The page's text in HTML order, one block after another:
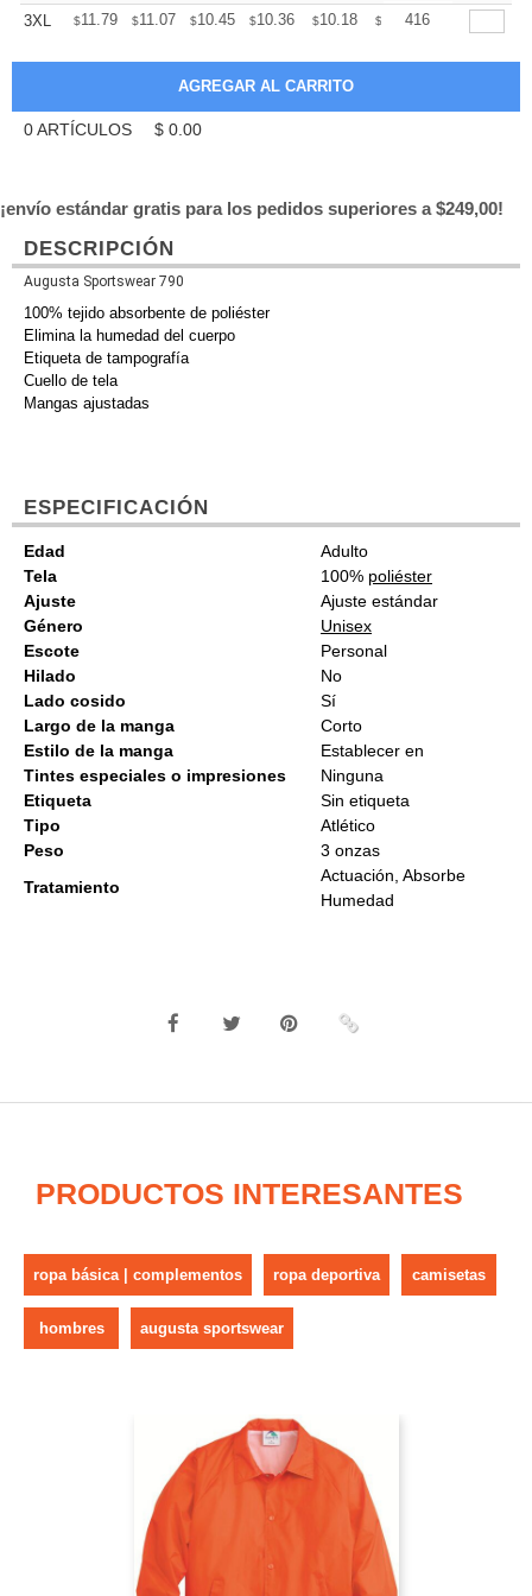
3XL
$11.79 $11.07 $10.45 $10.36 $10.18 $ 10.09
416
0ARTÍCULOS $ 0.00
¡envío estándar gratis para los pedidos superiores a $249,00!
DESCRIPCIÓN
Augusta Sportswear 790
100% tejido absorbente de poliéster
Elimina la humedad del cuerpo
Etiqueta de tampografía
Cuello de tela
Mangas ajustadas
ESPECIFICACIÓN
Edad
Adulto
Tela
100% poliéster
Ajuste
Ajuste estándar
Género
Unisex
Escote
Personal
Hilado
No
Lado cosido
Sí
Largo de la manga
Corto
Estilo de la manga
Establecer en
Tintes especiales o impresiones
Ninguna
Etiqueta
Sin etiqueta
Tipo
Atlético
Peso
3 onzas
Tratamiento
Actuación, Absorbe
Humedad
PRODUCTOS INTERESANTES
ropa básica | complementos ropa deportiva camisetas
hombres augusta sportswear